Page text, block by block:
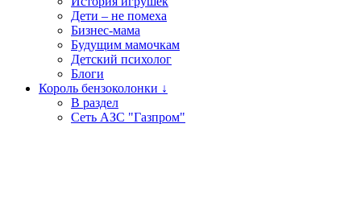
Дети – не помеха
Бизнес-мама
Будущим мамочкам
Детский психолог
Блоги
Король бензоколонки ↓
В раздел
Сеть АЗС "Газпром"